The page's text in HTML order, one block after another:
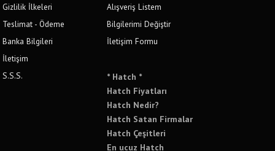
Gizlilik İlkeleri
Teslimat - Ödeme
Banka Bilgileri
İletişim
S.S.S.
Alışveriş Listem
Bilgilerimi Değiştir
İletişim Formu
* Hatch *
Hatch Fiyatları
Hatch Nedir?
Hatch Satan Firmalar
Hatch Çeşitleri
En ucuz Hatch